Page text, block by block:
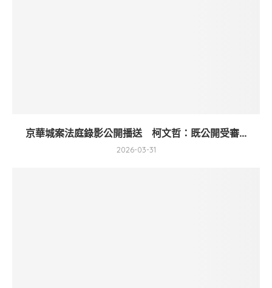
京華城案法庭錄影公開播送 柯文哲：既公開受審...
2026-03-31